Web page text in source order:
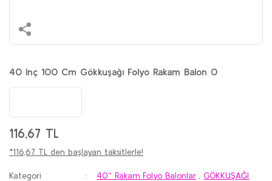
40 Inç 100 Cm Gökkuşağı Folyo Rakam Balon 0
116,67 TL
*116,67 TL den başlayan taksitlerle!
Kategori 40'' Rakam Folyo Balonlar
GÖKKUŞAĞI